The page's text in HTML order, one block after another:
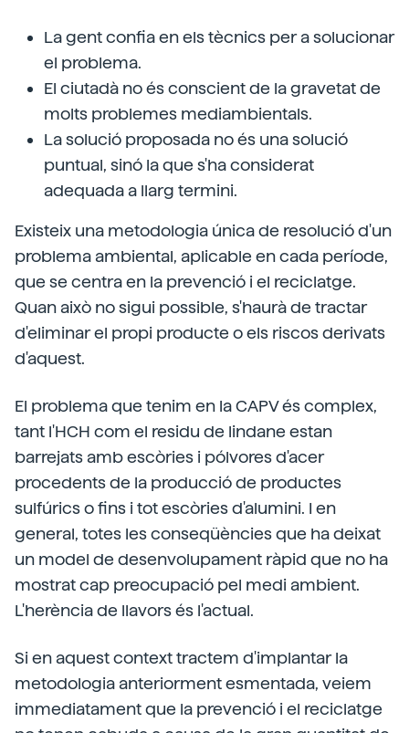
La gent confia en els tècnics per a solucionar
el problema.
El ciutadà no és conscient de la gravetat de
molts problemes mediambientals.
La solució proposada no és una solució
puntual, sinó la que s'ha considerat
adequada a llarg termini.
Existeix una metodologia única de resolució d'un
problema ambiental, aplicable en cada període,
que se centra en la prevenció i el reciclatge.
Quan això no sigui possible, s'haurà de tractar
d'eliminar el propi producte o els riscos derivats
d'aquest.
El problema que tenim en la CAPV és complex,
tant l'HCH com el residu de lindane estan
barrejats amb escòries i pólvores d'acer
procedents de la producció de productes
sulfúrics o fins i tot escòries d'alumini. I en
general, totes les conseqüències que ha deixat
un model de desenvolupament ràpid que no ha
mostrat cap preocupació pel medi ambient.
L'herència de llavors és l'actual.
Si en aquest context tractem d'implantar la
metodologia anteriorment esmentada, veiem
immediatament que la prevenció i el reciclatge